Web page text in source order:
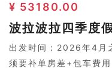
¥ 53180.00
波拉波拉四季度
出发时间：2026年4月
须要补单房差+包车费